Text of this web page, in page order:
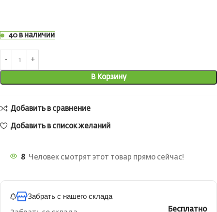
40 в наличии
В Корзину
Добавить в сравнение
Добавить в список желаний
8 Человек смотрят этот товар прямо сейчас!
Забрать с нашего склада
Бесплатно